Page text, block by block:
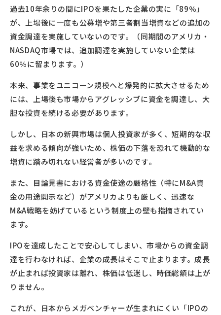
過去10年余りの間にIPOを果たした企業の実に「89％」
が、上場後に一度も公募増や第三者割当増資などの追加の
資金調達を実施していないのです。（同期間のアメリカ・
NASDAQ市場では、追加調達を実施していない企業は
60％に留まります。）
本来、事業をユニコーン規模へと爆発的に拡大させるため
には、上場後も市場からアグレッシブに資金を調達し、大
胆な投資を続ける必要があります。
しかし、日本の新興市場は個人投資家が多く、短期的な収
益を求める傾向が強いため、株価の下落を恐れて機動的な
増資に踏み切れない経営者が多いのです。
また、目論見書における資金使途の厳格性（特にM&A資
金の用途開示など）がアメリカよりも厳しく、迅速な
M&A戦略を妨げているという制度上の壁も指摘されてい
ます。
IPOを達成したことで安心してしまい、市場からの資金調
達を行わなければ、企業の成長はそこで止まります。成長
が止まれば投資家は離れ、株価は低迷し、時価総額は上が
りません。
これが、日本からメガベンチャーが生まれにくい「IPOの